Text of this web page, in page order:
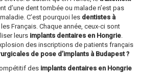
d’une dent tombée ou malade n’est pas
C’est pourquoi les dentistes à
Français. Chaque année, ceux-ci sont
leurs implants dentaires en Hongrie.
des inscriptions de patients français
de pose d’implants à Budapest ?
des implants dentaires en Hongrie